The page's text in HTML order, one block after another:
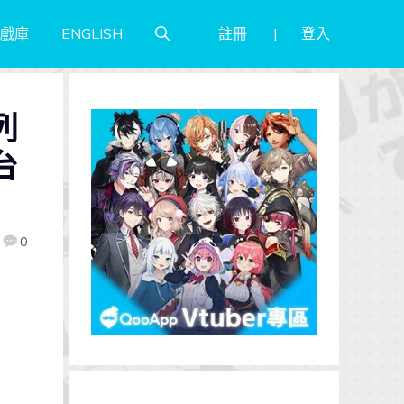
庫 ENGLISH 註冊 登入
0